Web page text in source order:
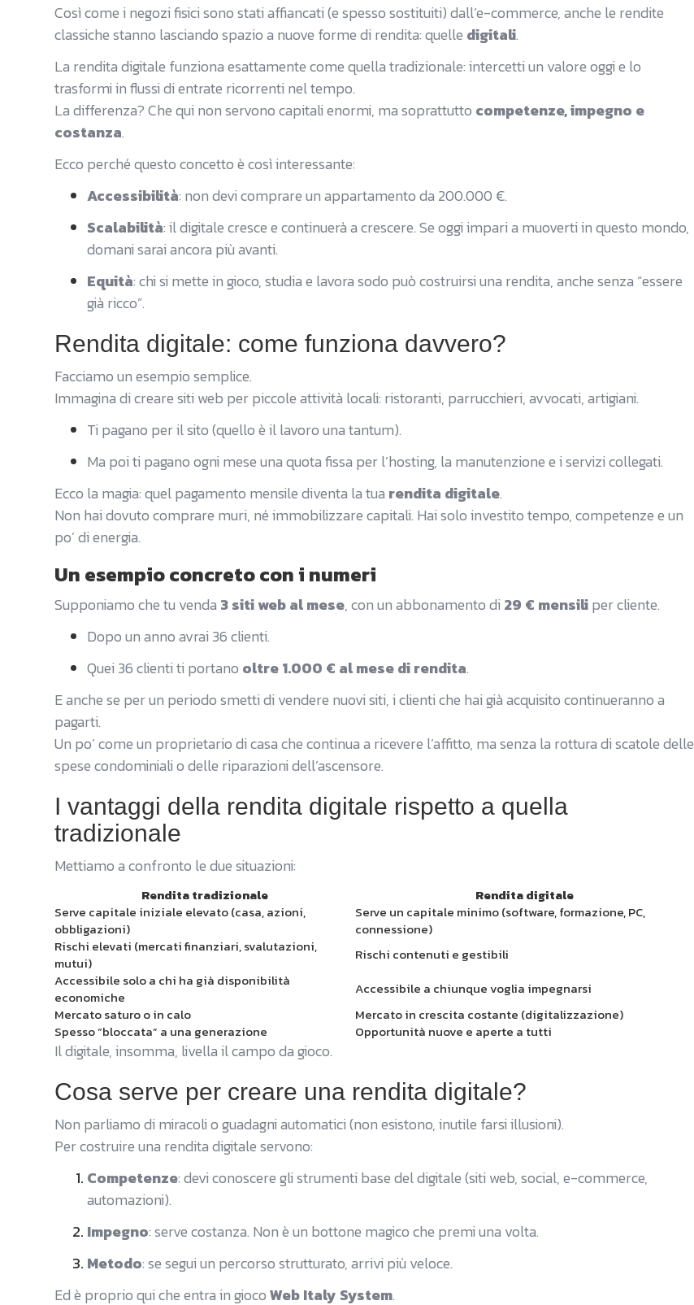
Così come i negozi fisici sono stati affiancati (e spesso sostituiti) dall’e-commerce, anche le rendite
classiche stanno lasciando spazio a nuove forme di rendita: quelle digitali.
La rendita digitale funziona esattamente come quella tradizionale: intercetti un valore oggi e lo
trasformi in flussi di entrate ricorrenti nel tempo.
La differenza? Che qui non servono capitali enormi, ma soprattutto competenze, impegno e
costanza.
Ecco perché questo concetto è così interessante:
Accessibilità: non devi comprare un appartamento da 200.000 €.
Scalabilità: il digitale cresce e continuerà a crescere. Se oggi impari a muoverti in questo mondo,
domani sarai ancora più avanti.
Equità: chi si mette in gioco, studia e lavora sodo può costruirsi una rendita, anche senza “essere
già ricco”.
Rendita digitale: come funziona davvero?
Facciamo un esempio semplice.
Immagina di creare siti web per piccole attività locali: ristoranti, parrucchieri, avvocati, artigiani.
Ti pagano per il sito (quello è il lavoro una tantum).
Ma poi ti pagano ogni mese una quota fissa per l’hosting, la manutenzione e i servizi collegati.
Ecco la magia: quel pagamento mensile diventa la tua rendita digitale.
Non hai dovuto comprare muri, né immobilizzare capitali. Hai solo investito tempo, competenze e un
po’ di energia.
Un esempio concreto con i numeri
Supponiamo che tu venda 3 siti web al mese, con un abbonamento di 29 € mensiliper cliente.
Dopo un anno avrai 36 clienti.
Quei 36 clienti ti portano oltre 1.000 € al mese di rendita.
E anche se per un periodo smetti di vendere nuovi siti, i clienti che hai già acquisito continueranno a
pagarti.
Un po’ come un proprietario di casa che continua a ricevere l’affitto, ma senza la rottura di scatole delle
spese condominiali o delle riparazioni dell’ascensore.
I vantaggi della rendita digitale rispetto a quella
tradizionale
Mettiamo a confronto le due situazioni:
Rendita tradizionale
Rendita digitale
Serve capitale iniziale elevato (casa, azioni,
obbligazioni)
Serve un capitale minimo (software, formazione, PC,
connessione)
Rischi elevati (mercati finanziari, svalutazioni,
mutui)
Rischi contenuti e gestibili
Accessibile solo a chi ha già disponibilità
economiche
Accessibile a chiunque voglia impegnarsi
Mercato saturo o in calo
Mercato in crescita costante (digitalizzazione)
Spesso “bloccata” a una generazione
Opportunità nuove e aperte a tutti
Il digitale, insomma, livella il campo da gioco.
Cosa serve per creare una rendita digitale?
Non parliamo di miracoli o guadagni automatici (non esistono, inutile farsi illusioni).
Per costruire una rendita digitale servono:
Competenze: devi conoscere gli strumenti base del digitale (siti web, social, e-commerce,
automazioni).
Impegno: serve costanza. Non è un bottone magico che premi una volta.
Metodo: se segui un percorso strutturato, arrivi più veloce.
Ed è proprio qui che entra in giocoWeb Italy System.